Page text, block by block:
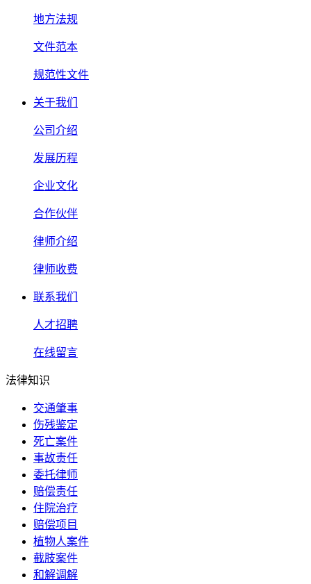
地方法规
文件范本
规范性文件
关于我们
公司介绍
发展历程
企业文化
合作伙伴
律师介绍
律师收费
联系我们
人才招聘
在线留言
法律知识
交通肇事
伤残鉴定
死亡案件
事故责任
委托律师
赔偿责任
住院治疗
赔偿项目
植物人案件
截肢案件
和解调解